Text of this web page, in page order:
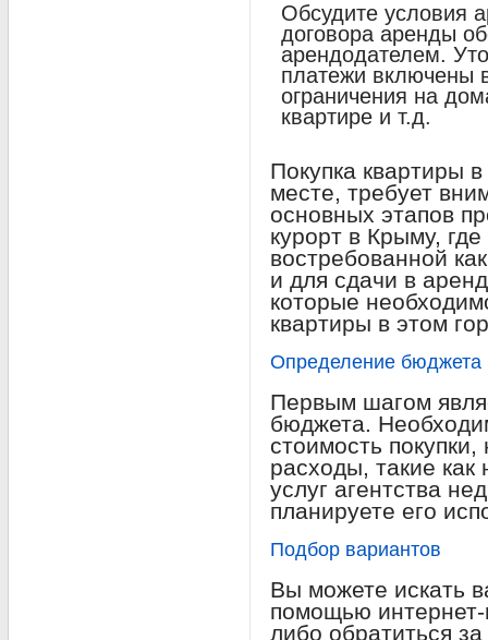
Обсудите условия
договора аренды
арендодателем.
платежи включены
ограничения на
квартире и т.д.
Покупка квартиры
месте, требует
основных этапов
курорт в Крыму,
востребованной
и для сдачи в
которые
квартиры в этом
Определение бюджета
Первым шагом
бюджета.
стоимость
расходы, такие как
услуг агентства
планируете его
Подбор вариантов
Вы можете искать
помощью
либо обратиться